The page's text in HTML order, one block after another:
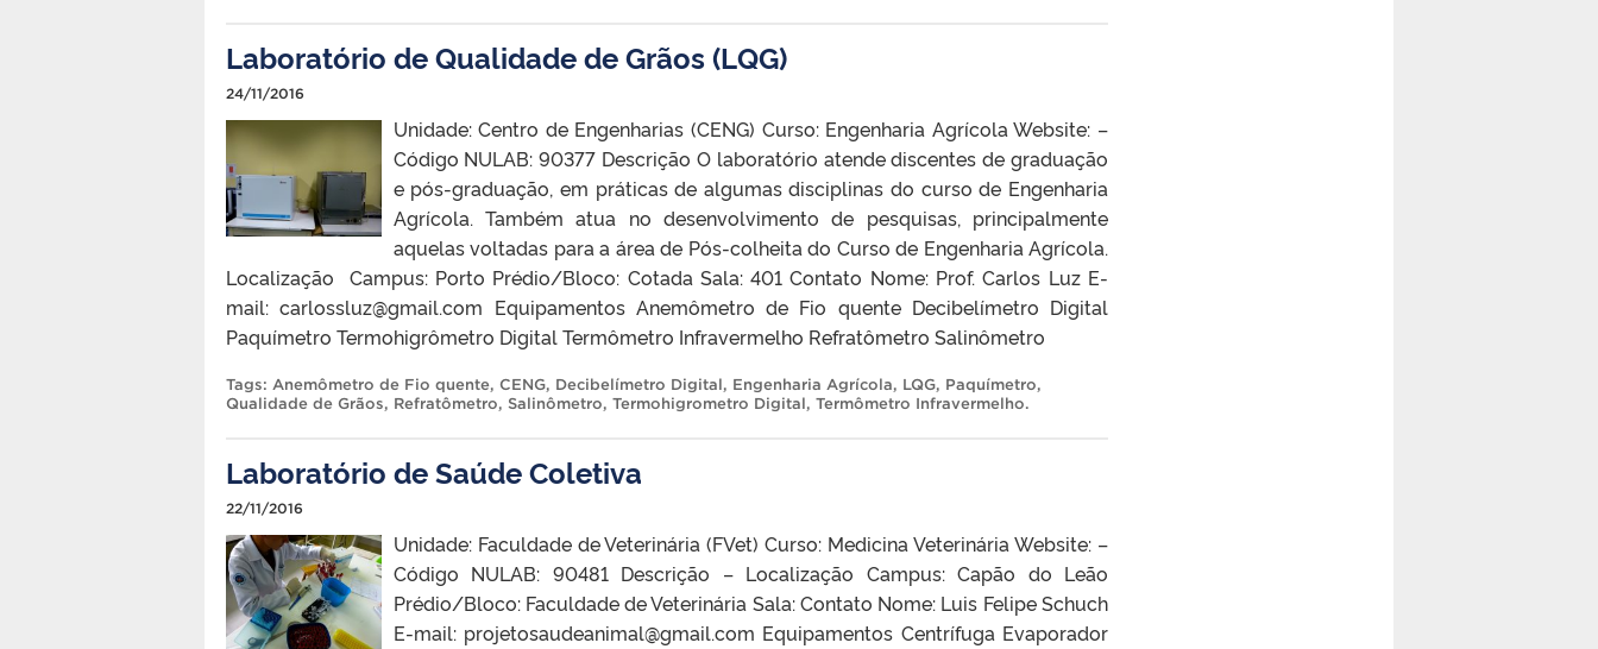
Laboratório de Qualidade de Grãos (LQG)
24/11/2016
Unidade: Centro de Engenharias (CENG) Curso: Engenharia Agrícola Website: –
Código NULAB: 90377 Descrição O laboratório atende discentes de graduação
e pós-graduação, em práticas de algumas disciplinas do curso de Engenharia
Agrícola. Também atua no desenvolvimento de pesquisas, principalmente
aquelas voltadas para a área de Pós-colheita do Curso de Engenharia Agrícola.
Localização Campus: Porto Prédio/Bloco: Cotada Sala: 401 Contato Nome: Prof. Carlos Luz E-
mail: carlossluz@gmail.com Equipamentos Anemômetro de Fio quente Decibelímetro Digital
Paquímetro Termohigrômetro Digital Termômetro Infravermelho Refratômetro Salinômetro
Tags: Anemômetro de Fio quente, CENG, Decibelímetro Digital, Engenharia Agrícola, LQG, Paquímetro,
Qualidade de Grãos, Refratômetro, Salinômetro, Termohigrometro Digital, Termômetro Infravermelho.
Laboratório de Saúde Coletiva
22/11/2016
Unidade: Faculdade de Veterinária (FVet) Curso: Medicina Veterinária Website: –
Código NULAB: 90481 Descrição – Localização Campus: Capão do Leão
Prédio/Bloco: Faculdade de Veterinária Sala: Contato Nome: Luis Felipe Schuch
E-mail: projetosaudeanimal@gmail.com Equipamentos Centrífuga Evaporador